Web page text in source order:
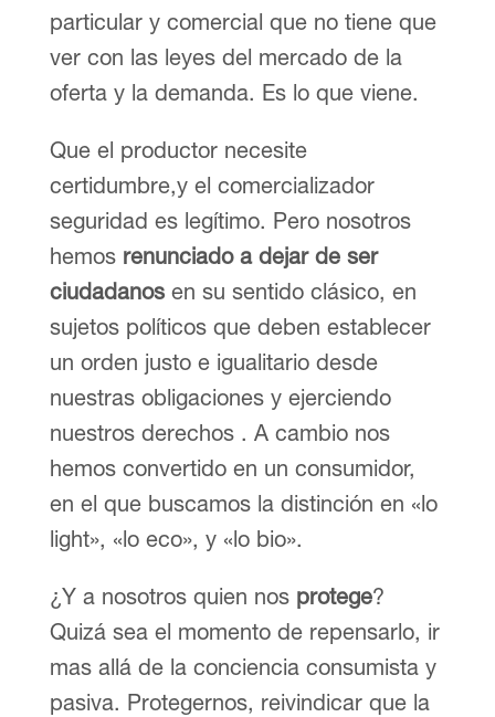
particular y comercial que no tiene que
ver con las leyes del mercado de la
oferta y la demanda. Es lo que viene.
Que el productor necesite
certidumbre,y el comercializador
seguridad es legítimo. Pero nosotros
hemos renunciado a dejar de ser
ciudadanosen su sentido clásico, en
sujetos políticos que deben establecer
un orden justo e igualitario desde
nuestras obligaciones y ejerciendo
nuestros derechos . A cambio nos
hemos convertido en un consumidor,
en el que buscamos la distinción en «lo
light», «lo eco», y «lo bio».
¿Y a nosotros quien nos protege?
Quizá sea el momento de repensarlo, ir
mas allá de la conciencia consumista y
pasiva. Protegernos, reivindicar que la